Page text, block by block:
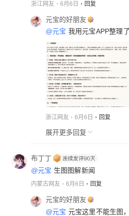
浙江网友 6月6日 回复
元宝的好朋友
@元宝 我用元宝APP整理
浙江网友 6月6日 回复
展开更多回复
布丁丁
@元宝 生图图解新闻
内蒙古网友 6月6日 回复
元宝的好朋友
@元宝 元宝这里不能生图